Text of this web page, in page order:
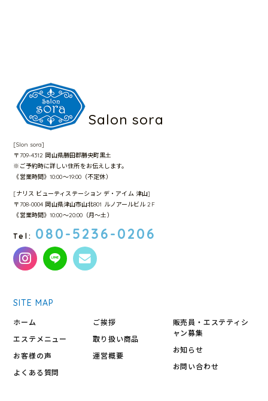
Salon sora
[Slon sora]
〒709-4312 岡山県勝田郡勝央町黒土
※ご予約時に詳しい住所をお伝えします。
《営業時間》10:00～19:00（不定休）
[ナリス ビューティステーション デ・アイム 津山]
〒708-0004 岡山県津山市山北801 ルノアールビル 2F
《営業時間》10:00〜20:00（月〜土）
Tel: 080-5236-0206
SITE MAP
ホーム
エステメニュー
お客様の声
よくある質問
ご挨拶
取り扱い商品
運営概要
販売員・エステティシ
ャン募集
お知らせ
お問い合わせ